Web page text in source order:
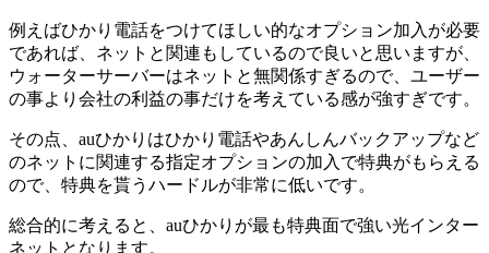
例えばひかり電話をつけてほしい的なオプション加入が必要
であれば、ネットと関連もしているので良いと思いますが、
ウォーターサーバーはネットと無関係すぎるので、ユーザー
の事より会社の利益の事だけを考えている感が強すぎです。
その点、auひかりはひかり電話やあんしんバックアップなど
のネットに関連する指定オプションの加入で特典がもらえる
ので、特典を貰うハードルが非常に低いです。
総合的に考えると、auひかりが最も特典面で強い光インター
ネットとなります。